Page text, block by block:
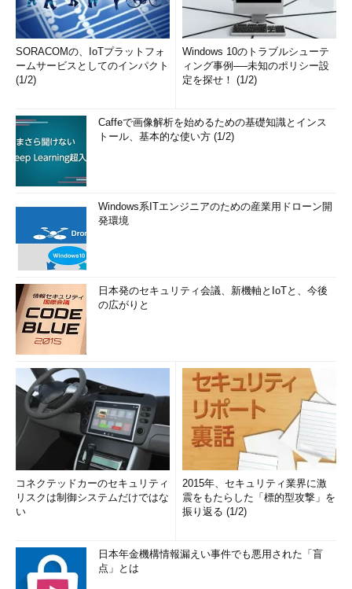
SORACOMの、IoTプラットフォ
ームサービスとしてのインパクト
(1/2)
Windows 10のトラブルシューテ
ィング事例──未知のポリシー設
定を探せ！ (1/2)
Caffeで画像解析を始めるための基礎知識とインス
トール、基本的な使い方 (1/2)
Windows系ITエンジニアのための産業用ドローン開
発環境
日本発のセキュリティ会議、新機軸とIoTと、今後
の広がりと
コネクテッドカーのセキュリティ
リスクは制御システムだけではな
い
2015年、セキュリティ業界に激
震をもたらした「標的型攻撃」を
振り返る (1/2)
日本年金機構情報漏えい事件でも悪用された「盲
点」とは